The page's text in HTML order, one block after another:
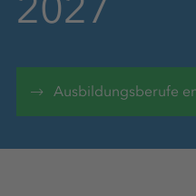
Ausbildungsberufe